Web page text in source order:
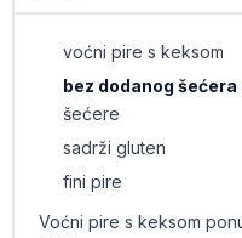
voćni pire s keksom
bez dodanog šećera
šećere
sadrži gluten
fini pire
Voćni pire s keksom